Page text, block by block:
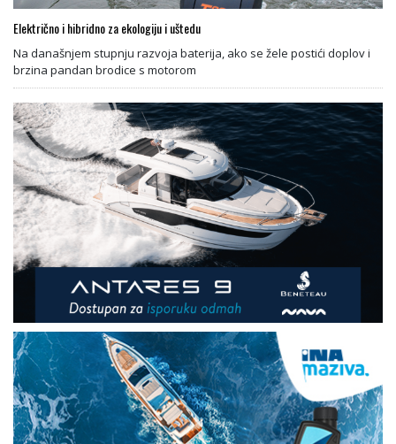
Električno i hibridno za ekologiju i uštedu
Na današnjem stupnju razvoja baterija, ako se žele postići doplov i
brzina pandan brodice s motorom